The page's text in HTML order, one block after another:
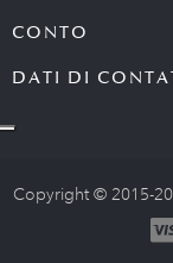
CONTO
DATI DI
Copyright © 2015-